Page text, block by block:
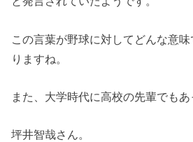
この言葉が野球に対してどんな意
りますね。
また、大学時代に高校の先輩でもあ
坪井智哉さん。